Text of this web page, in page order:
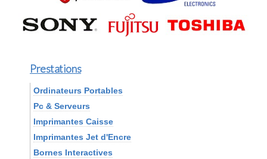
Prestations
Ordinateurs Portables
Pc & Serveurs
Imprimantes Caisse
Imprimantes Jet d'Encre
Bornes Interactives